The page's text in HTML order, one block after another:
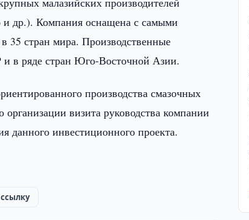
и др.). Компания оснащена с самыми
35 стран мира. Производственные
ряде стран Юго-Восточной Азии.
производства смазочных
визита руководства компании
данного инвестиционного проекта.